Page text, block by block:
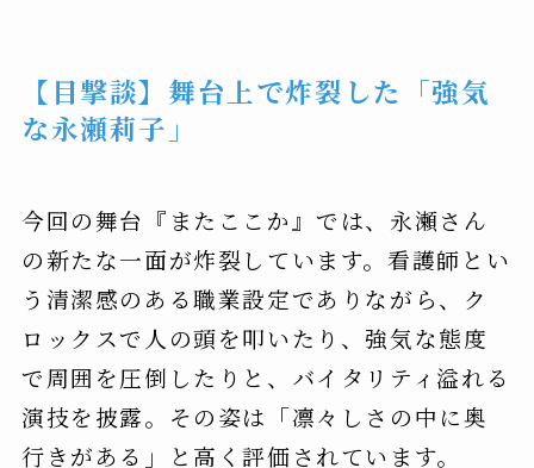
【目撃談】舞台上で炸裂した「強気
な永瀬莉子」
今回の舞台『またここか』では、永瀬さん
の新たな一面が炸裂しています。看護師とい
う清潔感のある職業設定でありながら、ク
ロックスで人の頭を叩いたり、強気な態度
で周囲を圧倒したりと、バイタリティ溢れる
演技を披露。その姿は「凛々しさの中に奥
行きがある」と高く評価されています。